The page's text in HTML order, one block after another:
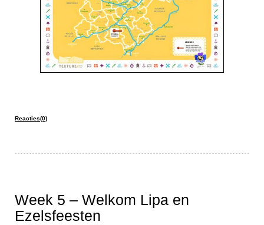
Reacties(0)
Week 5 – Welkom Lipa en
Ezelsfeesten